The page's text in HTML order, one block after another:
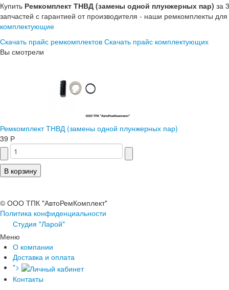
Купить Ремкомплект ТНВД (замены одной плунжерных пар) за
запчастей с гарантией от производителя - наши ремкомплекты
комплектующие
Скачать прайс ремкомплектов Скачать прайс комплектующих
Вы смотрели
Ремкомплект ТНВД (замены одной плунжерных пар)
39 Р
© ООО ТПК "АвтоРемКомплект"
Политика конфиденциальности
Студия "Ларой"
Меню
О компании
Доставка и оплата
">
Контакты